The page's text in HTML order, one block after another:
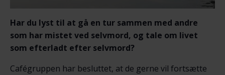
Har du lyst til at gå en tur sammen med andre
som har mistet ved selvmord, og tale om livet
som efterladt efter selvmord?
Cafégruppen har besluttet, at de gerne vil fortsætte